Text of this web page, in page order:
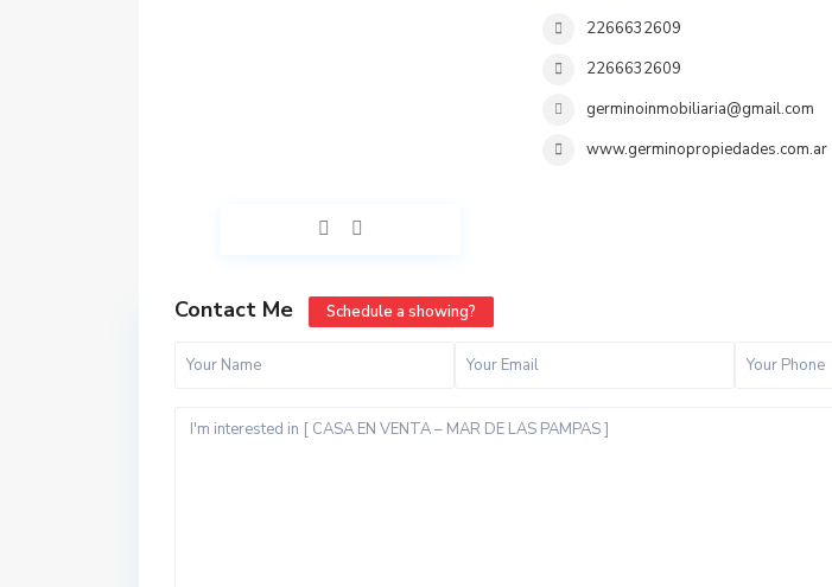
2266632609
2266632609
germinoinmobiliaria@gmail.com
www.germinopropiedades.com.ar
Contact Me Schedule a showing?